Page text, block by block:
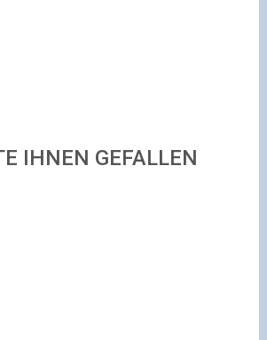
IHNEN GEFALLEN